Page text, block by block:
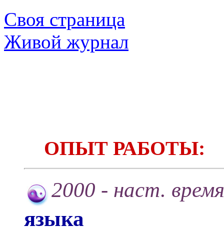
Своя страница
Живой журнал
ОПЫТ РАБОТЫ:
2000 - наст.
языка